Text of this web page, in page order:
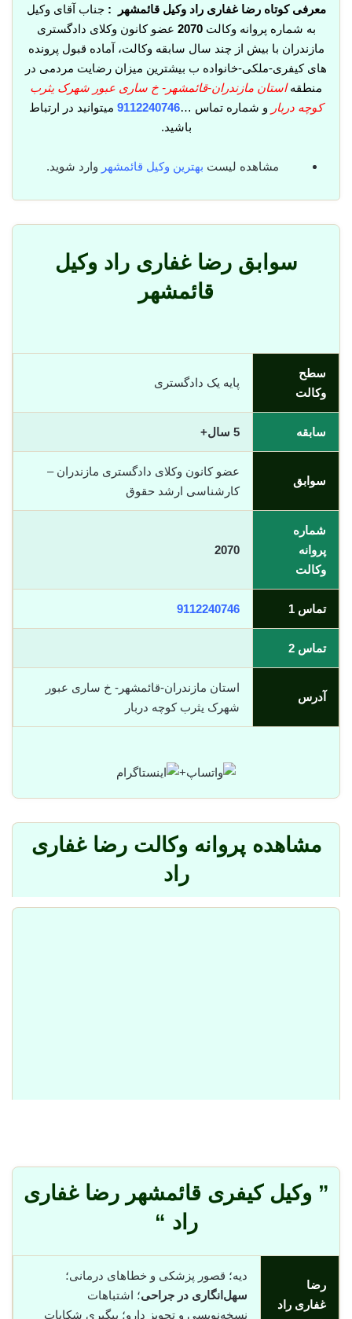
معرفی کوتاه رضا غفاری راد وکیل قائمشهر :جناب آقای وکیل
به شماره پروانه وکالت2070 عضو کانون وکلای دادگستری
مازندران با بیش از چند سال سابقه وکالت، آماده قبول پرونده
های کیفری-ملکی-خانواده ب بیشترین میزان رضایت مردمی در
منطقهاستان مازندران-قائمشهر- خ ساری عبور شهرک یثرب
کوچه دربار و شماره تماس …9112240746 میتوانید در ارتباط
باشید.
مشاهده لیست بهترین وکیل قائمشهر وارد شوید.
سوابق رضا غفاری راد وکیل
قائمشهر
سطح
وکالت
پایه یک دادگستری
سابقه 5 سال+
سوابق
عضو کانون وکلای دادگستری مازندران –
کارشناسی ارشد حقوق
شماره
پروانه
وکالت
2070
تماس 1 9112240746
تماس 2
آدرس
استان مازندران-قائمشهر- خ ساری عبور
شهرک یثرب کوچه دربار
+
مشاهده پروانه وکالت رضا غفاری
راد
” وکیل کیفری قائمشهر رضا غفاری
راد “
رضا
غفاری راد
دیه؛ قصور پزشکی و خطاهای درمانی؛
سهل‌انگاری در جراحی؛ اشتباهات
نسخه‌نویسی و تجویز دارو؛ پیگیری شکایات